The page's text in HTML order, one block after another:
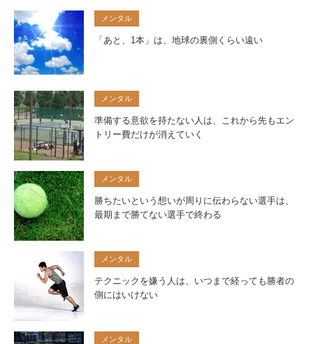
メンタル
「あと、1本」は、地球の裏側くらい遠い
メンタル
準備する意欲を持たない人は、これから先もエン
トリー費だけが消えていく
メンタル
勝ちたいという想いが周りに伝わらない選手は、
最期まで勝てない選手で終わる
メンタル
テクニックを嫌う人は、いつまで経っても勝者の
側にはいけない
メンタル